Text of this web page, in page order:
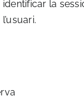
identificar la
l’usuari.